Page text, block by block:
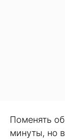
Поменять
минуты, но в